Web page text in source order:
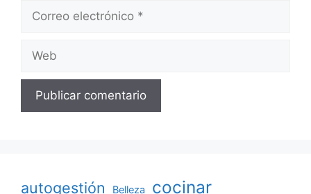
Correo
Web
autogestión Belleza cocinar